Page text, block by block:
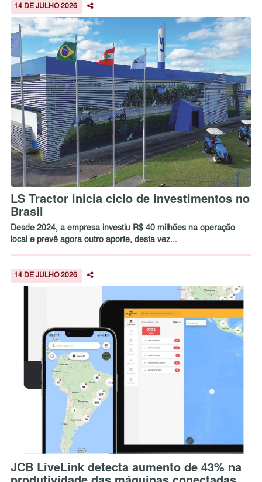
14 DE JULHO 2026
LS Tractor inicia ciclo de investimentos no
Brasil
Desde 2024, a empresa investiu R$ 40 milhões na operação
local e prevê agora outro aporte, desta vez...
14 DE JULHO 2026
JCB LiveLink detecta aumento de 43% na